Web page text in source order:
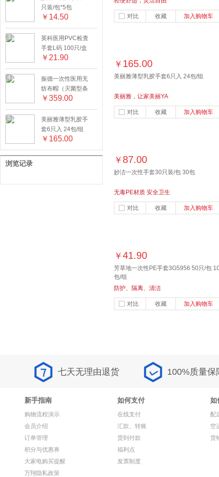
只装/包*5包
￥ 14.50
3
英科医用PVC检查
手套L码 100只/盒
￥ 21.90
4
振德一次性医用无
纺布帽（灭菌型条
形）100只/袋 8袋/
箱
￥359.00
5
美丽雅薄型乳胶手
套6只入 24包/组
￥ 165.00
浏览记录
对比 收藏 加入购物车
￥ 165.00
美丽雅薄型乳胶手套6只入 24包/组
美丽雅，让家美丽YA
对比 收藏 加入购物车
￥ 87.00
妙洁一次性手套30只装/包 30包
无毒PE材质 安全卫生
对比 收藏 加入购物车
￥ 41.90
芳草地一次性PE手套3G5956 50只/包
包/组
防护、隔离、清洁
对比 收藏 加入购物车
七天无理由退货 100%质量保
新手指南
购物流程演示
会员介绍
订单管理
积分与优惠券
大家电购买提醒
万翔隐私政策
如何支付
在线支付
汇款、转账
货到付款
福利点
发票制度
如
配
空
货